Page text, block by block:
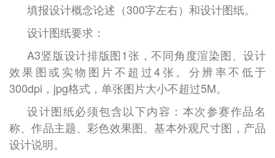
填报设计概念论述（300字左右）和设计图纸。
设计图纸要求：
A3竖版设计排版图1张，不同角度渲染图、设计
效果图或实物图片不超过4张。分辨率不低于
300dpi ， jpg格式，单张图片大小不超过5M。
设计图纸必须包含以下内容：本次参赛作品名
称、作品主题、彩色效果图、基本外观尺寸图，产品
设计说明。